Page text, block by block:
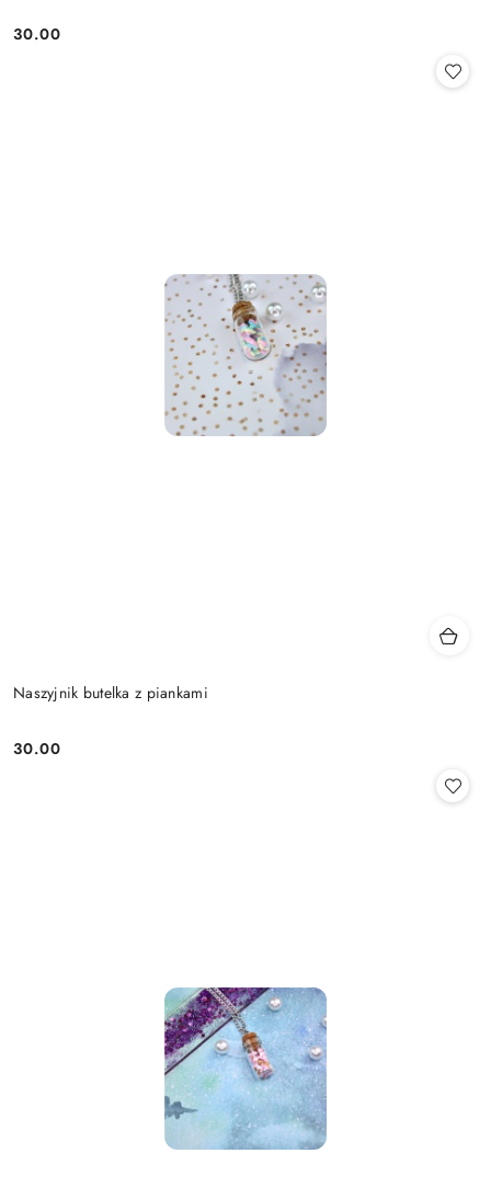
Cena:
30.00
Naszyjnik butelka z piankami
Cena:
30.00